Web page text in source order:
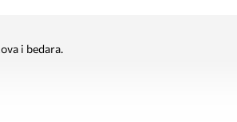
i bedara.